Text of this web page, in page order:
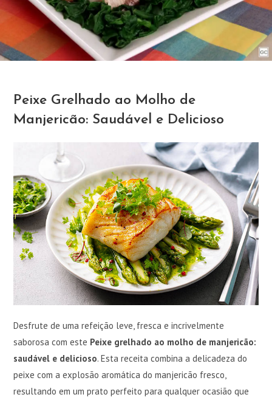
Peixe Grelhado ao Molho de
Manjericão: Saudável e Delicioso
Desfrute de uma refeição leve, fresca e incrivelmente
saborosa com este Peixe grelhado ao molho de manjericão:
saudável e delicioso. Esta receita combina a delicadeza do
peixe com a explosão aromática do manjericão fresco,
resultando em um prato perfeito para qualquer ocasião que